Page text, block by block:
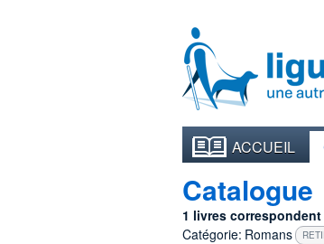
ACCUEIL
Catalogue
1 livres
Catégorie: Romans